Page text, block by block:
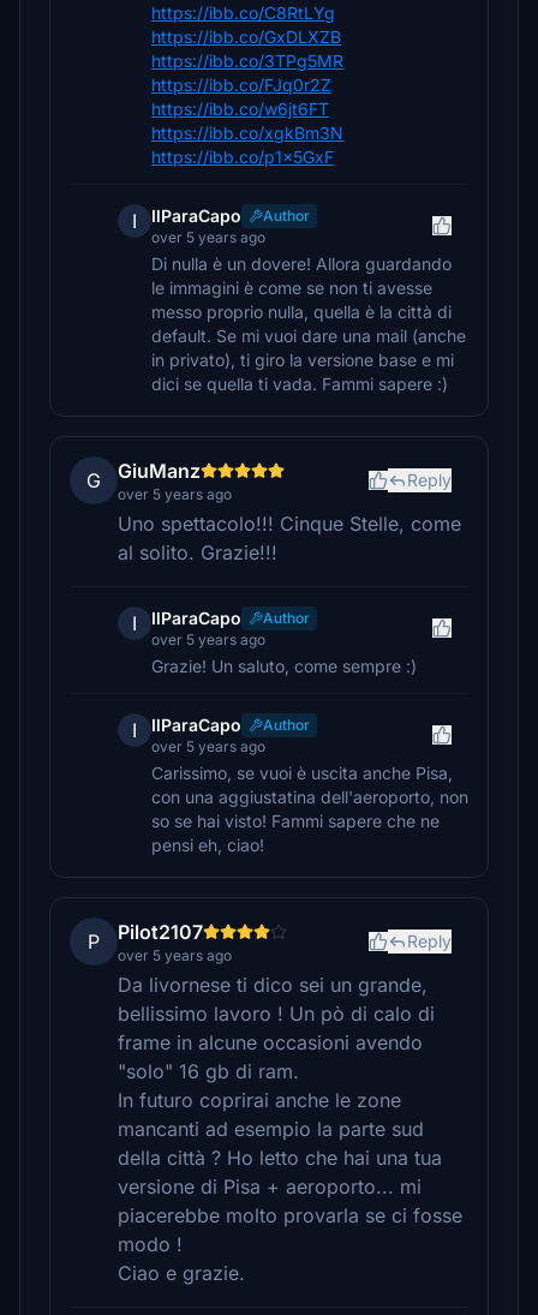
https://ibb.co/C8RtLYg
https://ibb.co/GxDLXZB
https://ibb.co/3TPg5MR
https://ibb.co/FJq0r2Z
https://ibb.co/w6jt6FT
https://ibb.co/xgkBm3N
https://ibb.co/p1x5GxF
I IlParaCapo
Author
over 5 years ago
Di nulla è un dovere! Allora guardando
le immagini è come se non ti avesse
messo proprio nulla, quella è la città di
default. Se mi vuoi dare una mail (anche
in privato), ti giro la versione base e mi
dici se quella ti vada. Fammi sapere :)
G GiuManz
over 5 years ago
Reply
Uno spettacolo!!! Cinque Stelle, come
al solito. Grazie!!!
I IlParaCapo
Author
over 5 years ago
Grazie! Un saluto, come sempre :)
I IlParaCapo
Author
over 5 years ago
Carissimo, se vuoi è uscita anche Pisa,
con una aggiustatina dell'aeroporto, non
so se hai visto! Fammi sapere che ne
pensi eh, ciao!
P Pilot2107
over 5 years ago
Reply
Da livornese ti dico sei un grande,
bellissimo lavoro ! Un pò di calo di
frame in alcune occasioni avendo
"solo" 16 gb di ram.
In futuro coprirai anche le zone
mancanti ad esempio la parte sud
della città ? Ho letto che hai una tua
versione di Pisa + aeroporto... mi
piacerebbe molto provarla se ci fosse
modo !
Ciao e grazie.